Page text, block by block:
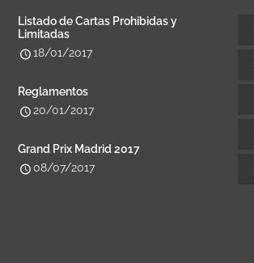
Listado de Cartas Prohibidas y
Limitadas
18/01/2017
Reglamentos
20/01/2017
Grand Prix Madrid 2017
08/07/2017